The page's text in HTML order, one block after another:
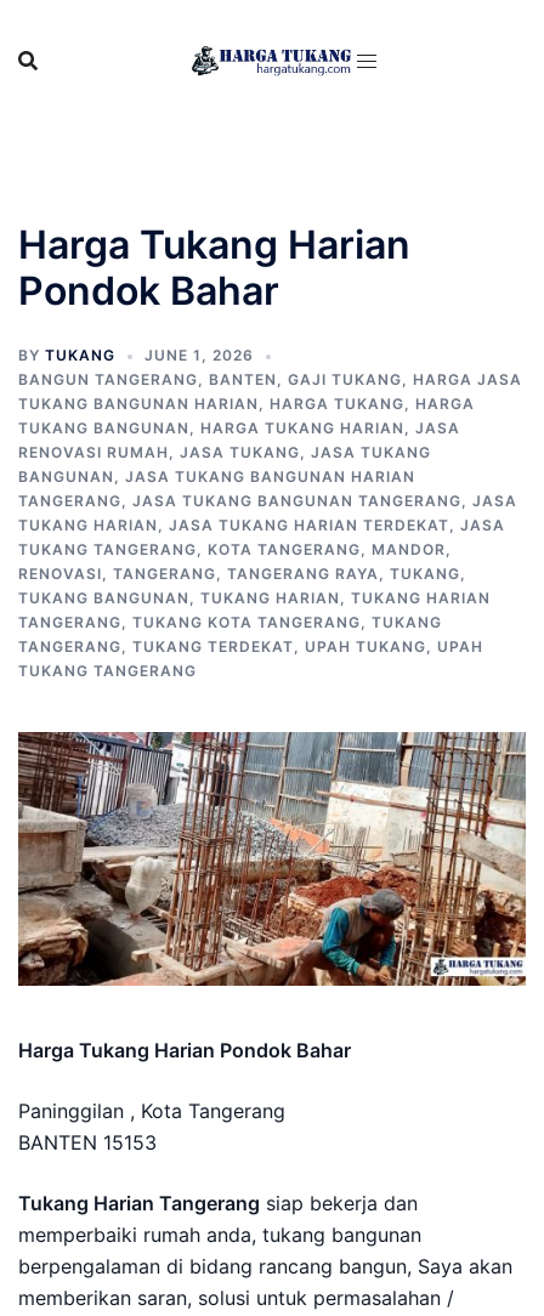
content
Harga Tukang Harian
Pondok Bahar
BY TUKANG
JUNE 1, 2026
BANGUN TANGERANG, BANTEN , GAJI TUKANG, HARGA JASA
TUKANG BANGUNAN HARIAN , HARGA TUKANG, HARGA
TUKANG BANGUNAN , HARGA TUKANG HARIAN , JASA
RENOVASI RUMAH , JASA TUKANG, JASA TUKANG
BANGUNAN , JASA TUKANG BANGUNAN HARIAN
TANGERANG, JASA TUKANG BANGUNAN TANGERANG, JASA
TUKANG HARIAN , JASA TUKANG HARIAN TERDEKAT, JASA
TUKANG TANGERANG, KOTA TANGERANG, MANDOR,
RENOVASI, TANGERANG, TANGERANG RAYA, TUKANG,
TUKANG BANGUNAN , TUKANG HARIAN , TUKANG HARIAN
TANGERANG, TUKANG KOTA TANGERANG, TUKANG
TANGERANG, TUKANG TERDEKAT, UPAH TUKANG, UPAH
TUKANG TANGERANG
Harga Tukang Harian Pondok Bahar
Paninggilan , Kota Tangerang
BANTEN 15153
Tukang Harian Tangerang siap bekerja dan
memperbaiki rumah anda, tukang bangunan
berpengalaman di bidang rancang bangun, Saya akan
memberikan saran, solusi untuk permasalahan /